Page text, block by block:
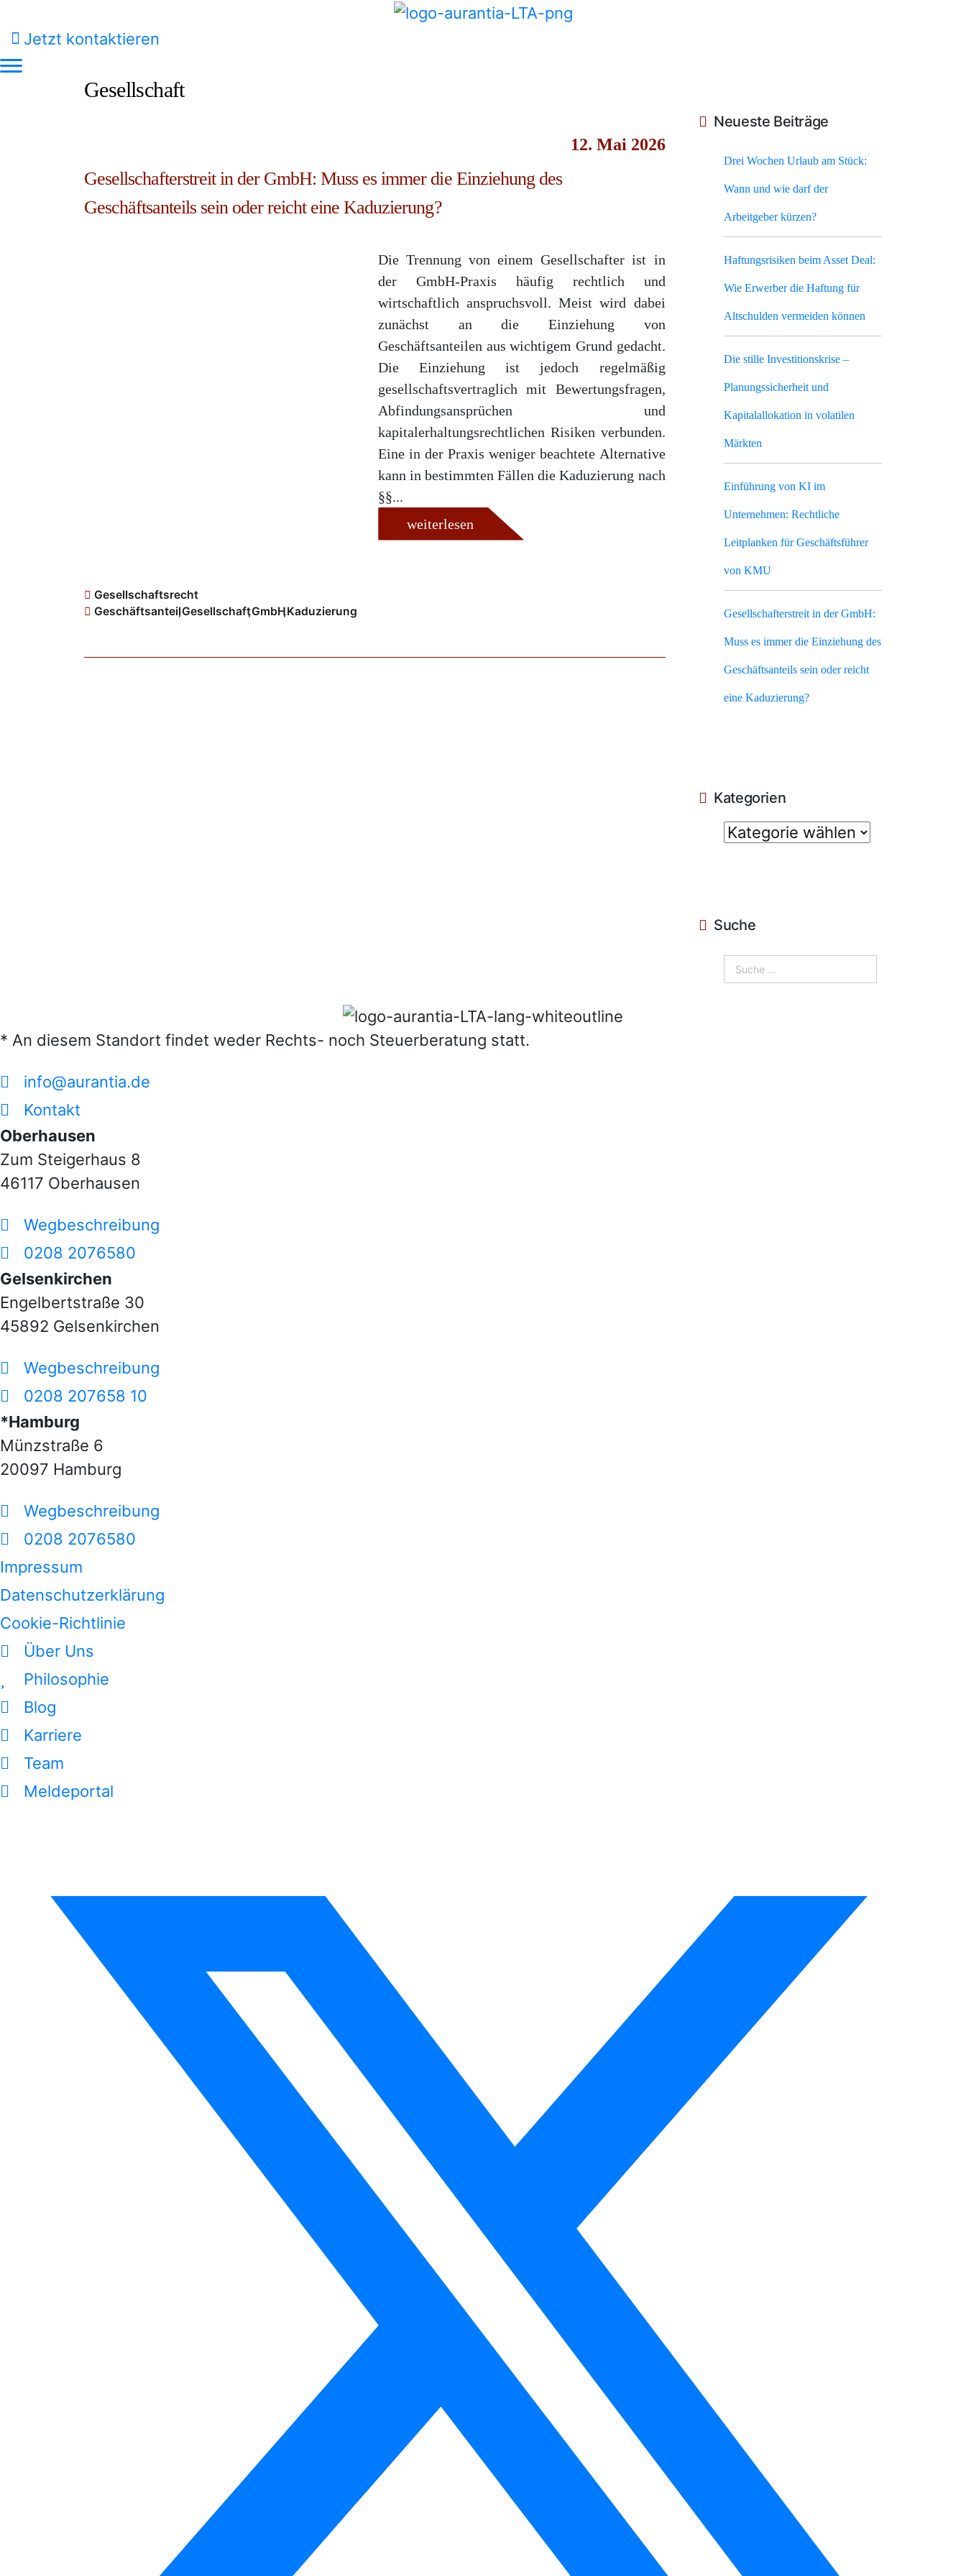
Jetzt kontaktieren
Gesellschaft
12. Mai 2026
Gesellschafterstreit in der GmbH: Muss es immer die Einziehung des
Geschäftsanteils sein oder reicht eine Kaduzierung?
Die Trennung von einem Gesellschafter ist in
der GmbH-Praxis häufig rechtlich und
wirtschaftlich anspruchsvoll. Meist wird dabei
zunächst an die Einziehung von
Geschäftsanteilen aus wichtigem Grund gedacht.
Die Einziehung ist jedoch regelmäßig
gesellschaftsvertraglich mit Bewertungsfragen,
Abfindungsansprüchen und
kapitalerhaltungsrechtlichen Risiken verbunden.
Eine in der Praxis weniger beachtete Alternative
kann in bestimmten Fällen die Kaduzierung nach
§§...
weiterlesen
Gesellschaftsrecht
Geschäftsanteil,Gesellschaft,GmbH,Kaduzierung
Neueste Beiträge
Drei Wochen Urlaub am Stück:
Wann und wie darf der
Arbeitgeber kürzen?
Haftungsrisiken beim Asset Deal:
Wie Erwerber die Haftung für
Altschulden vermeiden können
Die stille Investitionskrise –
Planungssicherheit und
Kapitalallokation in volatilen
Märkten
Einführung von KI im
Unternehmen: Rechtliche
Leitplanken für Geschäftsführer
von KMU
Gesellschafterstreit in der GmbH:
Muss es immer die Einziehung des
Geschäftsanteils sein oder reicht
eine Kaduzierung?
Kategorien
Suche
* An diesem Standort findet weder Rechts- noch Steuerberatung statt.
info@aurantia.de
Kontakt
Oberhausen
Zum Steigerhaus 8
46117 Oberhausen
Wegbeschreibung
0208 2076580
Gelsenkirchen
Engelbertstraße 30
45892 Gelsenkirchen
Wegbeschreibung
0208 207658 10
*Hamburg
Münzstraße 6
20097 Hamburg
Wegbeschreibung
0208 2076580
Impressum
Datenschutzerklärung
Cookie-Richtlinie
Über Uns
Philosophie
Blog
Karriere
Team
Meldeportal